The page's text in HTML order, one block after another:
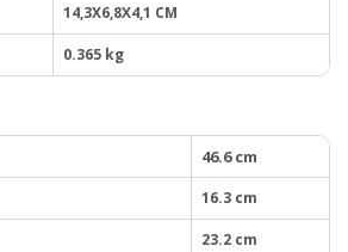
14,3X6,8X4,1 CM
0.365 kg
46.6 cm
16.3 cm
23.2 cm